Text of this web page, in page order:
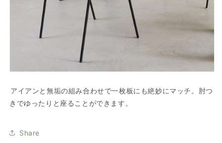
アイアンと無垢の組み合わせで一枚板にも絶妙にマッチ。肘つ
きでゆったりと座ることができます。
Share